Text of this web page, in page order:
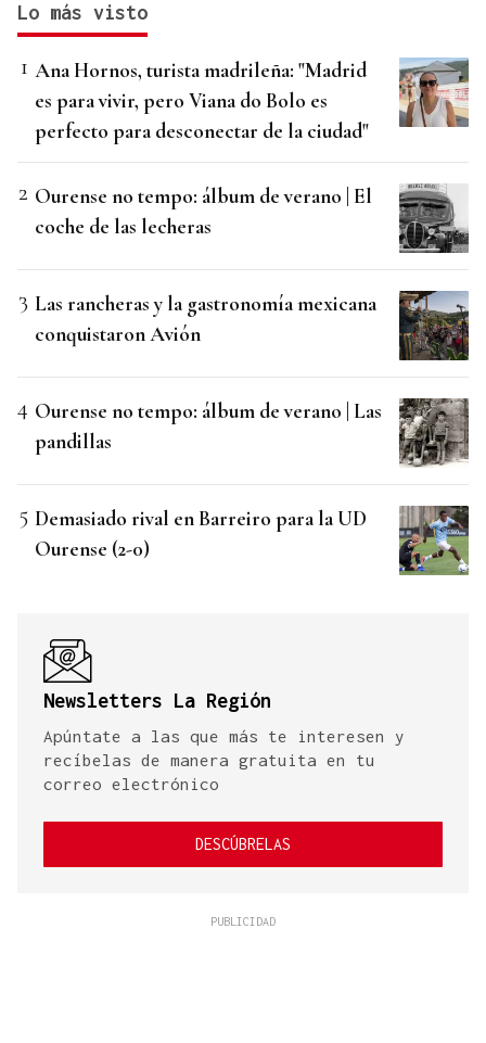
Lo más visto
Ana Hornos, turista madrileña: "Madrid
es para vivir, pero Viana do Bolo es
perfecto para desconectar de la ciudad"
Ourense no tempo: álbum de verano | El
coche de las lecheras
Las rancheras y la gastronomía mexicana
conquistaron Avión
Ourense no tempo: álbum de verano | Las
pandillas
Demasiado rival en Barreiro para la UD
Ourense (2-0)
Newsletters La Región
Apúntate a las que más te interesen y
recíbelas de manera gratuita en tu
correo electrónico
DESCÚBRELAS